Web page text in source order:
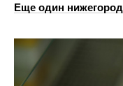
Еще один